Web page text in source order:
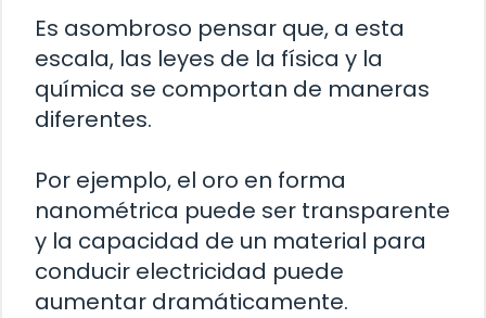
Es asombroso pensar que, a esta
escala, las leyes de la física y la
química se comportan de maneras
diferentes.
Por ejemplo, el oro en forma
nanométrica puede ser transparente
y la capacidad de un material para
conducir electricidad puede
aumentar dramáticamente.